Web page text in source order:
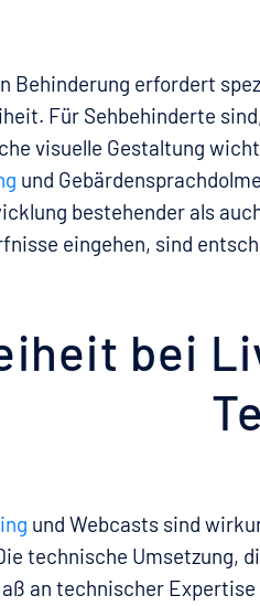
Behinderung erfordert
Für Sehbehinderte
visuelle Gestaltung
und
bestehender als
eingehen, sind
bei
und Webcasts sind
technische Umsetzung,
an technischer